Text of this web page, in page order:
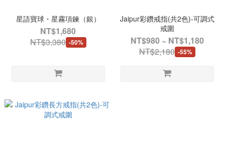
星語寶球・星霧項鍊（銀）
NT$1,680
NT$3,380 -50%
Jaipur彩鑽戒指(共2色)-可調式
戒圍
NT$980 ~ NT$1,180
NT$2,180 -55%